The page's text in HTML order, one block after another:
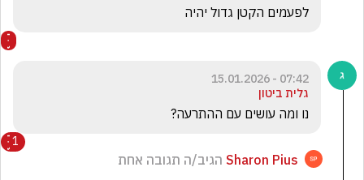
לפעמים הקטן גדול יהיה
07:42 - 15.01.2026
גלית ביטון
נו ומה עושים עם ההתרעה?
1
Sharon Pius הגיב/ה תגובה אחת